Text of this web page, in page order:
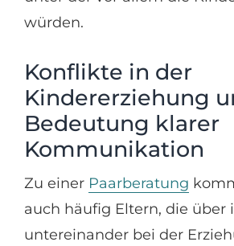
würden.
Konflikte in der
Kindererziehung
Bedeutung klarer
Kommunikation
Zu einer Paarberatung
auch häufig Eltern, die über
untereinander bei der